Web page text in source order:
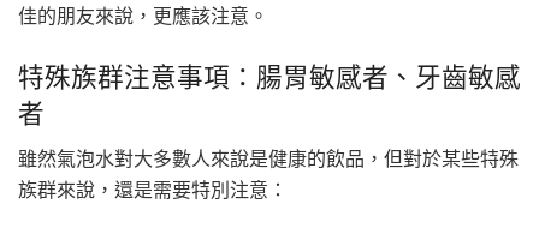
佳的朋友來說，更應該注意。
特殊族群注意事項：腸胃敏感者、牙齒敏感
者
雖然氣泡水對大多數人來說是健康的飲品，但對於某些特殊
族群來說，還是需要特別注意：